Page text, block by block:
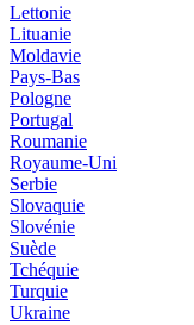
Lettonie
Lituanie
Moldavie
Pays-Bas
Pologne
Portugal
Roumanie
Royaume-Uni
Serbie
Slovaquie
Slovénie
Suède
Tchéquie
Turquie
Ukraine